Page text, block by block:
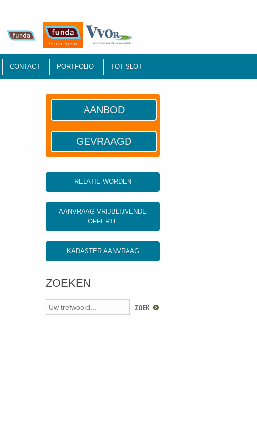
CONTACT PORTFOLIO TOT SLOT
AANBOD
GEVRAAGD
RELATIE WORDEN
AANVRAAG VRIJBLIJVENDE
OFFERTE
KADASTER AANVRAAG
ZOEKEN